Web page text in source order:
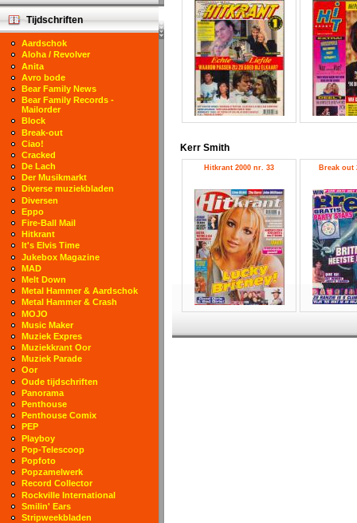
Kerr Smith
Hitkrant 2000 nr. 33 Break out
Tijdschriften
Aardschok
Aloha / Revolver
Anita
Avro bode
Bear Family News
Bear Family Records -
Mailorder
Block
Break-out
Ciao!
Cracked
De Lach
Der Musikmarkt
Diverse muziekbladen
Diversen
Eppo
Fire-Ball Mail
Hitkrant
It's Elvis Time
Jukebox Magazine
MAD
Melt Down
Metal Hammer & Aardschok
Metal Hammer & Crash
MOJO
Music Maker
Muziek Expres
Muziekkrant Oor
Muziek Parade
Oor
Oude tijdschriften
Panorama
Penthouse
Penthouse Comix
PEP
Playboy
Pop-Telescoop
Popfoto
Popzamelwerk
Record Collector
Rockville International
Smilin' Ears
Stripweekbladen